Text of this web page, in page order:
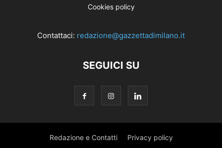
Cookies policy
Contattaci: redazione@gazzettadimilano.it
SEGUICI SU
Redazione e Contatti Privacy policy